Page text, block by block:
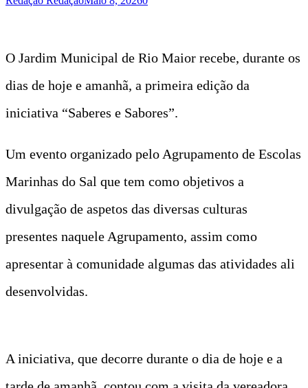
O Jardim Municipal de Rio Maior recebe, durante os
dias de hoje e amanhã, a primeira edição da
iniciativa “Saberes e Sabores”.
Um evento organizado pelo Agrupamento de Escolas
Marinhas do Sal que tem como objetivos a
divulgação de aspetos das diversas culturas
presentes naquele Agrupamento, assim como
apresentar à comunidade algumas das atividades ali
desenvolvidas.
A iniciativa, que decorre durante o dia de hoje e a